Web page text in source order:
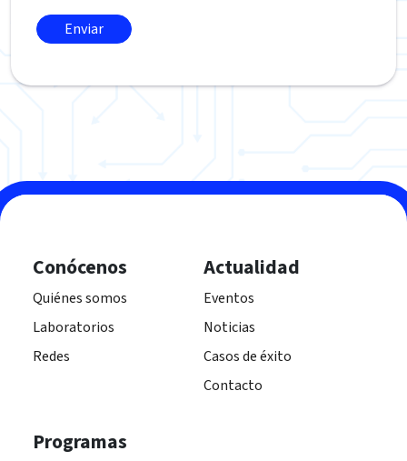
Conócenos
Quiénes somos
Laboratorios
Redes
Actualidad
Eventos
Noticias
Casos de éxito
Contacto
Programas